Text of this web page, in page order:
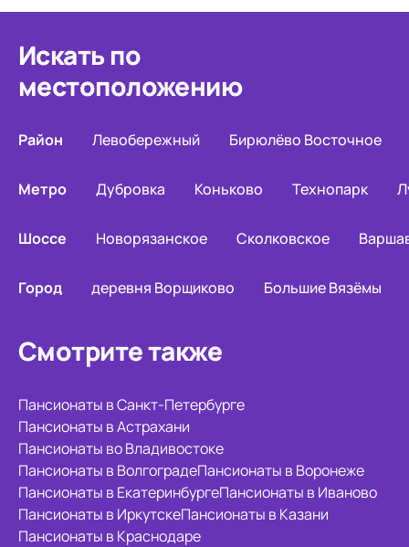
Искать по
местоположению
Район Левобережный Бирюлёво Восточное
Метро Дубровка Коньково Технопарк
Шоссе Новорязанское Сколковское
Город деревня Ворщиково Большие Вязёмы
Смотрите также
Пансионаты в Санкт-Петербурге
Пансионаты в Астрахани
Пансионаты во Владивостоке
Пансионаты в ВолгоградеПансионаты в Воронеже
Пансионаты в ЕкатеринбургеПансионаты в Иваново
Пансионаты в ИркутскеПансионаты в Казани
Пансионаты в Краснодаре